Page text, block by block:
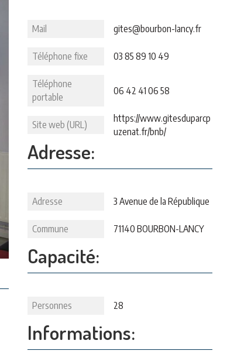
Mail gites@bourbon-lancy.fr
Téléphone fixe 03 85 89 10 49
Téléphone
portable
06 42 41 06 58
Site web (URL)
https://www.gitesduparcp
uzenat.fr/bnb/
Adresse:
Adresse 3 Avenue de la République
Commune 71140 BOURBON-LANCY
Capacité:
Personnes 28
Informations: